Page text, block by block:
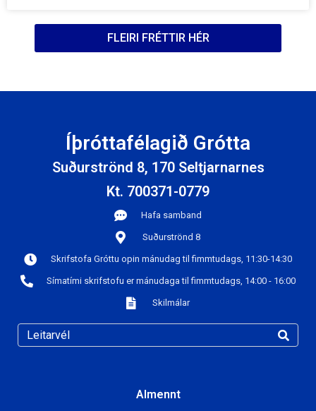
FLEIRI FRÉTTIR HÉR
Íþróttafélagið Grótta
Suðurströnd 8, 170 Seltjarnarnes
Kt. 700371-0779
Hafa samband
Suðurströnd 8
Skrifstofa Gróttu opin mánudag til fimmtudags, 11:30-14:30
Símatími skrifstofu er mánudaga til fimmtudags, 14:00 - 16:00
Skilmálar
Almennt